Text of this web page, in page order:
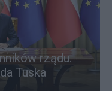
rządu.
Tuska